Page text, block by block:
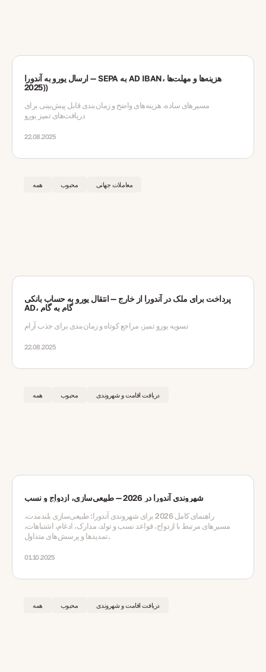
ارسال یورو به آندورا — SEPA به AD IBAN، هزینه‌ها و مهلت‌ها
(2025)
مسیرهای ساده، هزینه‌های واضح و زمان‌بندی قابل پیش‌بینی برای
دریافت‌های تمیز یورو
22.08.2025
همه محبوب معاملات جهانی
پرداخت برای ملک در آندورا از خارج — انتقال یورو به حساب بانکی
AD، گام به گام
تسویه یورو تمیز، مراجع کوتاه و زمان‌بندی برای جذب آرام
22.08.2025
همه محبوب دریافت اقامت و شهروندی
شهروندی آندورا در 2026 — طبیعی‌سازی، ازدواج و نسب
راهنمای کامل 2026 برای شهروندی آندورا: طبیعی‌سازی بلندمدت،
مسیرهای مرتبط با ازدواج، قواعد نسب و تولد، مدارک، ادغام، اشتباهات،
تمدیدها و پرسش‌های متداول.
01.10.2025
همه محبوب دریافت اقامت و شهروندی